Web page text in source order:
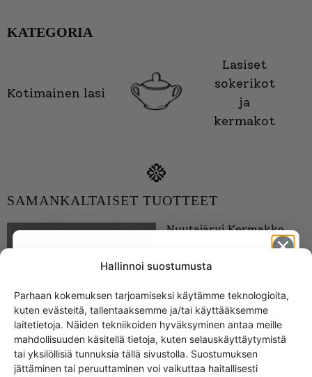
Hallinnoi suostumusta
Parhaan kokemuksen tarjoamiseksi käytämme teknologioita,
kuten evästeitä, tallentaaksemme ja/tai käyttääksemme
laitetietoja. Näiden tekniikoiden hyväksyminen antaa meille
mahdollisuuden käsitellä tietoja, kuten selauskäyttäytymistä
tai yksilöllisiä tunnuksia tällä sivustolla. Suostumuksen
jättäminen tai peruuttaminen voi vaikuttaa haitallisesti
KATEGORIA
Kotimainen lasi
Lasiset
sokerikot
ja
kermakot
SAMANKALTAISET TUOTTEET
Nuutajärvi Kermakko
13,00€
Get -5%
off?
Yes! I want the discount